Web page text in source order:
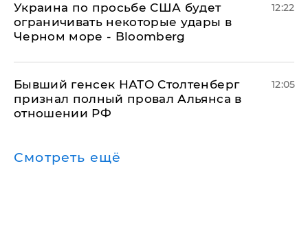
Украина по просьбе США будет
ограничивать некоторые удары в
Черном море - Bloomberg
12:22
Бывший генсек НАТО Столтенберг
признал полный провал Альянса в
отношении РФ
12:05
Смотреть ещё